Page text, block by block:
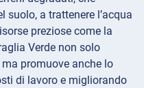
suolo, a trattenere l’acqua
preziose come la
Verde non solo
promuove anche lo
di lavoro e migliorando